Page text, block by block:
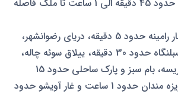
آهن و فرودگاه رشت حدود 45 دقیقه الی 1 ساعت تا ملک فاصله
اماکن گردشگری: آبشار رامینه حدود 5 دقیقه، دریای رضوانشهر،
ییلاقات ماسال و اولسبلنگاه حدود 30 دقیقه، ییلاق سوئه چاله،
منطقه باستانی اسبه ریسه، بام سبز و پارک ساحلی حدود 15
دقیقه، پارک جنگلی ریزه مندان حدود 1 ساعت و غار آویشو حدود